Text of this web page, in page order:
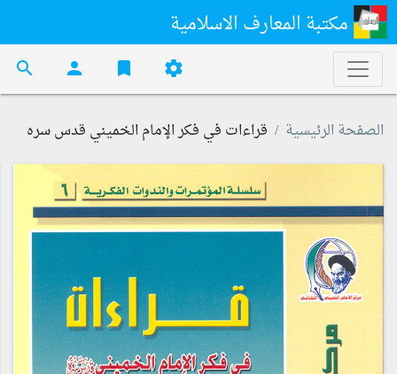
مكتبة المعارف الاسلامية
settings
bookmark
person
search
الصفحة الرئيسية قراءات في فكر الإمام الخميني قدس سره